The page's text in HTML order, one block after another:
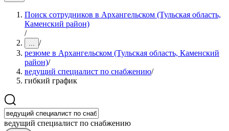
Поиск сотрудников в Архангельском (Тульская область,
Каменский район)
/
... /
резюме в Архангельском (Тульская область, Каменский
район)/
ведущий специалист по снабжению/
гибкий график
ведущий специалист по снабжению